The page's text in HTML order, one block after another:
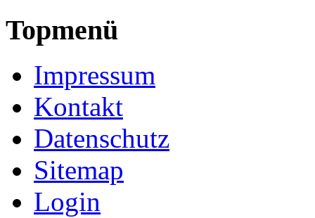
Topmenü
Impressum
Kontakt
Datenschutz
Sitemap
Login